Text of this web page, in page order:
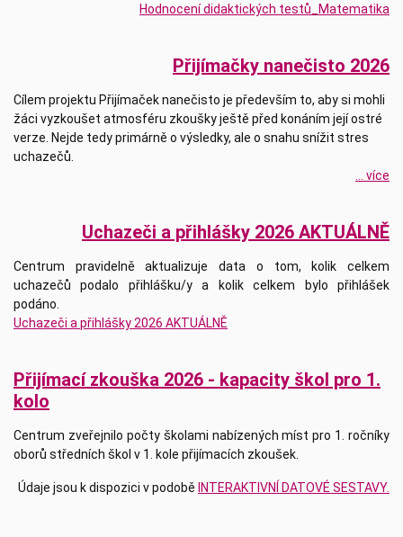
Hodnocení didaktických testů_Matematika
Přijímačky nanečisto 2026
Cílem projektu Přijímaček nanečisto je především to, aby si mohli
žáci vyzkoušet atmosféru zkoušky ještě před konáním její ostré
verze. Nejde tedy primárně o výsledky, ale o snahu snížit stres
uchazečů.
... více
Uchazeči a přihlášky 2026 AKTUÁLNĚ
Centrum pravidelně aktualizuje data o tom, kolik celkem
uchazečů podalo přihlášku/y a kolik celkem bylo přihlášek
podáno.
Uchazeči a přihlášky 2026 AKTUÁLNĚ
Přijímací zkouška 2026 - kapacity škol pro 1.
kolo
Centrum zveřejnilo počty školami nabízených míst pro 1. ročníky
oborů středních škol v 1. kole přijímacích zkoušek.
Údaje jsou k dispozici v podobě INTERAKTIVNÍ DATOVÉ SESTAVY.